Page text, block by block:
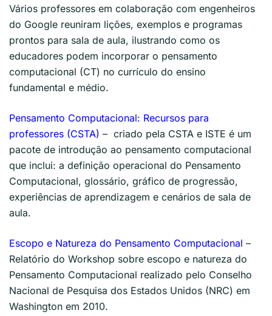
Vários professores em colaboração com engenheiros
do Google reuniram lições, exemplos e programas
prontos para sala de aula, ilustrando como os
educadores podem incorporar o pensamento
computacional (CT) no currículo do ensino
fundamental e médio.
Pensamento Computacional: Recursos para
professores (CSTA) – criado pela CSTA e ISTE é um
pacote de introdução ao pensamento computacional
que inclui: a definição operacional do Pensamento
Computacional, glossário, gráfico de progressão,
experiências de aprendizagem e cenários de sala de
aula.
Escopo e Natureza do Pensamento Computacional –
Relatório do Workshop sobre escopo e natureza do
Pensamento Computacional realizado pelo Conselho
Nacional de Pesquisa dos Estados Unidos (NRC) em
Washington em 2010.